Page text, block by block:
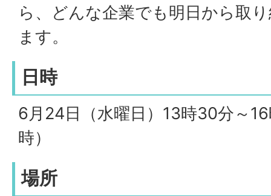
ら、どんな企業でも明日から取
ます。
日時
6月24日（水曜日）13時30分～
時）
場所